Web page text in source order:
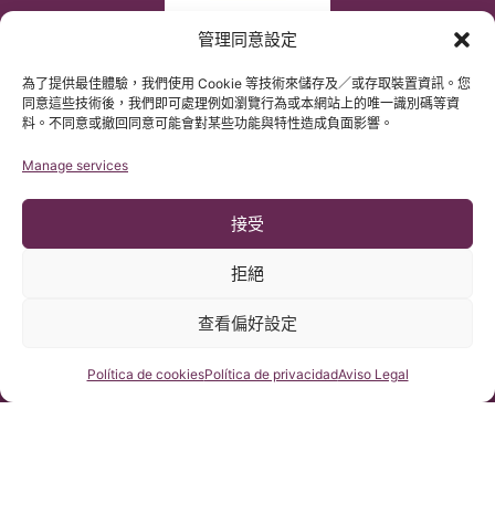
管理同意設定
為了提供最佳體驗，我們使用 Cookie 等技術來儲存及／或存取裝置資訊。您
同意這些技術後，我們即可處理例如瀏覽行為或本網站上的唯一識別碼等資
料。不同意或撤回同意可能會對某些功能與特性造成負面影響。
Manage services
接受
拒絕
查看偏好設定
Política de cookiesPolítica de privacidadAviso Legal
護法案第2016/679條（GDPR）
本網站內容原文為西班牙語，網站的翻譯內容非官方翻譯，不具法
咨詢我們